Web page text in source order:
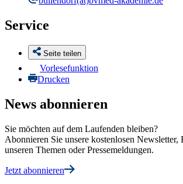
Service
Seite teilen
Vorlesefunktion
Drucken
News abonnieren
Sie möchten auf dem Laufenden bleiben?
Abonnieren Sie unsere kostenlosen
unseren Themen oder Pressemeldungen.
Jetzt abonnieren